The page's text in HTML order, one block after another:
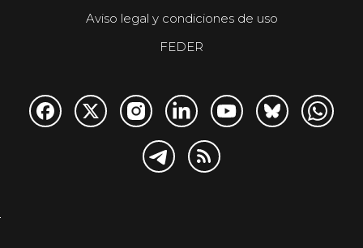
Aviso legal y condiciones de uso
FEDER